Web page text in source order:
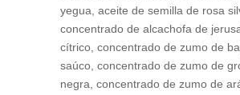
yegua, aceite de semilla de rosa
concentrado de alcachofa de
cítrico, concentrado de zumo de
saúco, concentrado de zumo de
negra, concentrado de zumo de